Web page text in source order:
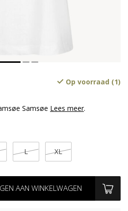
Op voorraad (1)
Samsøe Lees meer.
L XL
AAN WINKELWAGEN